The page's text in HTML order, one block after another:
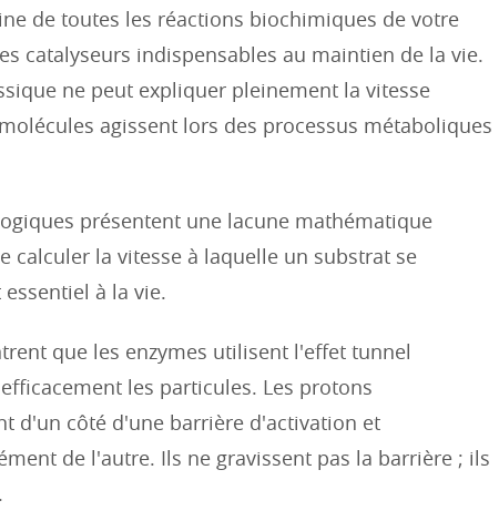
de toutes les réactions biochimiques de votre
catalyseurs indispensables au maintien de la vie.
ne peut expliquer pleinement la vitesse
agissent lors des processus métaboliques
présentent une lacune mathématique
calculer la vitesse à laquelle un substrat se
à la vie.
que les enzymes utilisent l'effet tunnel
les particules. Les protons
d'un côté d'une barrière d'activation et
de l'autre. Ils ne gravissent pas la barrière ; ils